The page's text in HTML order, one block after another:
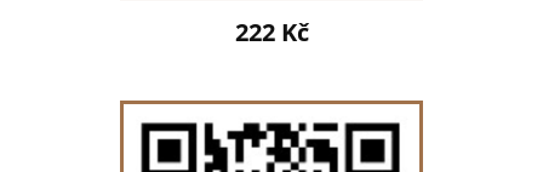
222 Kč